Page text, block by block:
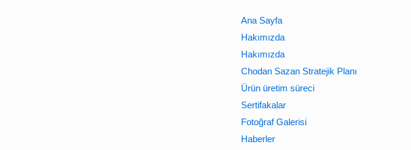
Ana Sayfa
Hakımızda
Hakımızda
Chodan Sazan Stratejik Planı
Ürün üretim süreci
Sertifakalar
Fotoğraf Galerisi
Haberler